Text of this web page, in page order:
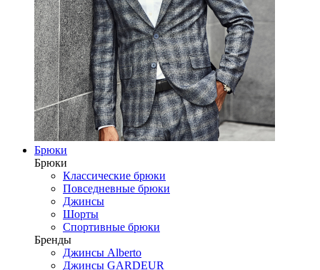
Брюки
Брюки
Классические брюки
Повседневные брюки
Джинсы
Шорты
Спортивные брюки
Бренды
Джинсы Alberto
Джинсы GARDEUR